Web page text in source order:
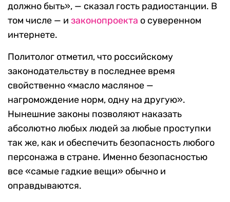
должно быть», — сказал гость радиостанции. В
том числе — и законопроекта о суверенном
интернете.
Политолог отметил, что российскому
законодательству в последнее время
свойственно «масло масляное —
нагромождение норм, одну на другую».
Нынешние законы позволяют наказать
абсолютно любых людей за любые проступки
так же, как и обеспечить безопасность любого
персонажа в стране. Именно безопасностью
все «самые гадкие вещи» обычно и
оправдываются.